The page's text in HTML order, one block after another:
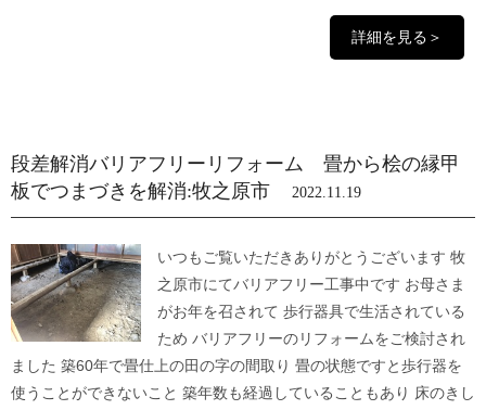
詳細を見る＞
段差解消バリアフリーリフォーム 畳から桧の縁甲
板でつまづきを解消:牧之原市
2022.11.19
いつもご覧いただきありがとうございます 牧
之原市にてバリアフリー工事中です お母さま
がお年を召されて 歩行器具で生活されている
ため バリアフリーのリフォームをご検討され
ました 築60年で畳仕上の田の字の間取り 畳の状態ですと歩行器を
使うことができないこと 築年数も経過していることもあり 床のきし